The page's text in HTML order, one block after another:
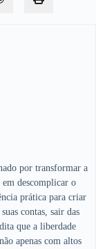
por transformar a
descomplicar o
prática para criar
contas, sair das
que a liberdade
apenas com altos